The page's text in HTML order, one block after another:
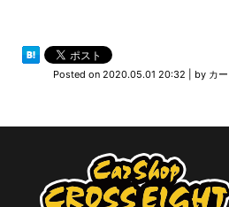
Posted on 2020.05.01 20:32 by カ